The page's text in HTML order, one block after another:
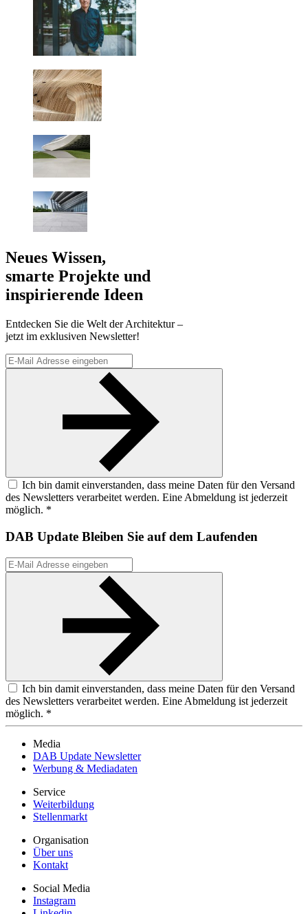
Neues Wissen,
smarte Projekte und
inspirierende Ideen
Entdecken Sie die Welt der Architektur –
jetzt im exklusiven Newsletter!
Ich bin damit einverstanden, dass meine Daten für den Versand
des Newsletters verarbeitet werden. Eine Abmeldung ist jederzeit
möglich. *
DAB Update Bleiben Sie auf dem Laufenden
Ich bin damit einverstanden, dass meine Daten für den Versand
des Newsletters verarbeitet werden. Eine Abmeldung ist jederzeit
möglich. *
Media
DAB Update Newsletter
Werbung & Mediadaten
Service
Weiterbildung
Stellenmarkt
Organisation
Über uns
Kontakt
Social Media
Instagram